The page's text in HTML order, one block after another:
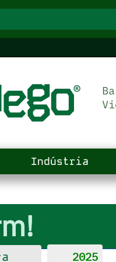
Indústria
2025